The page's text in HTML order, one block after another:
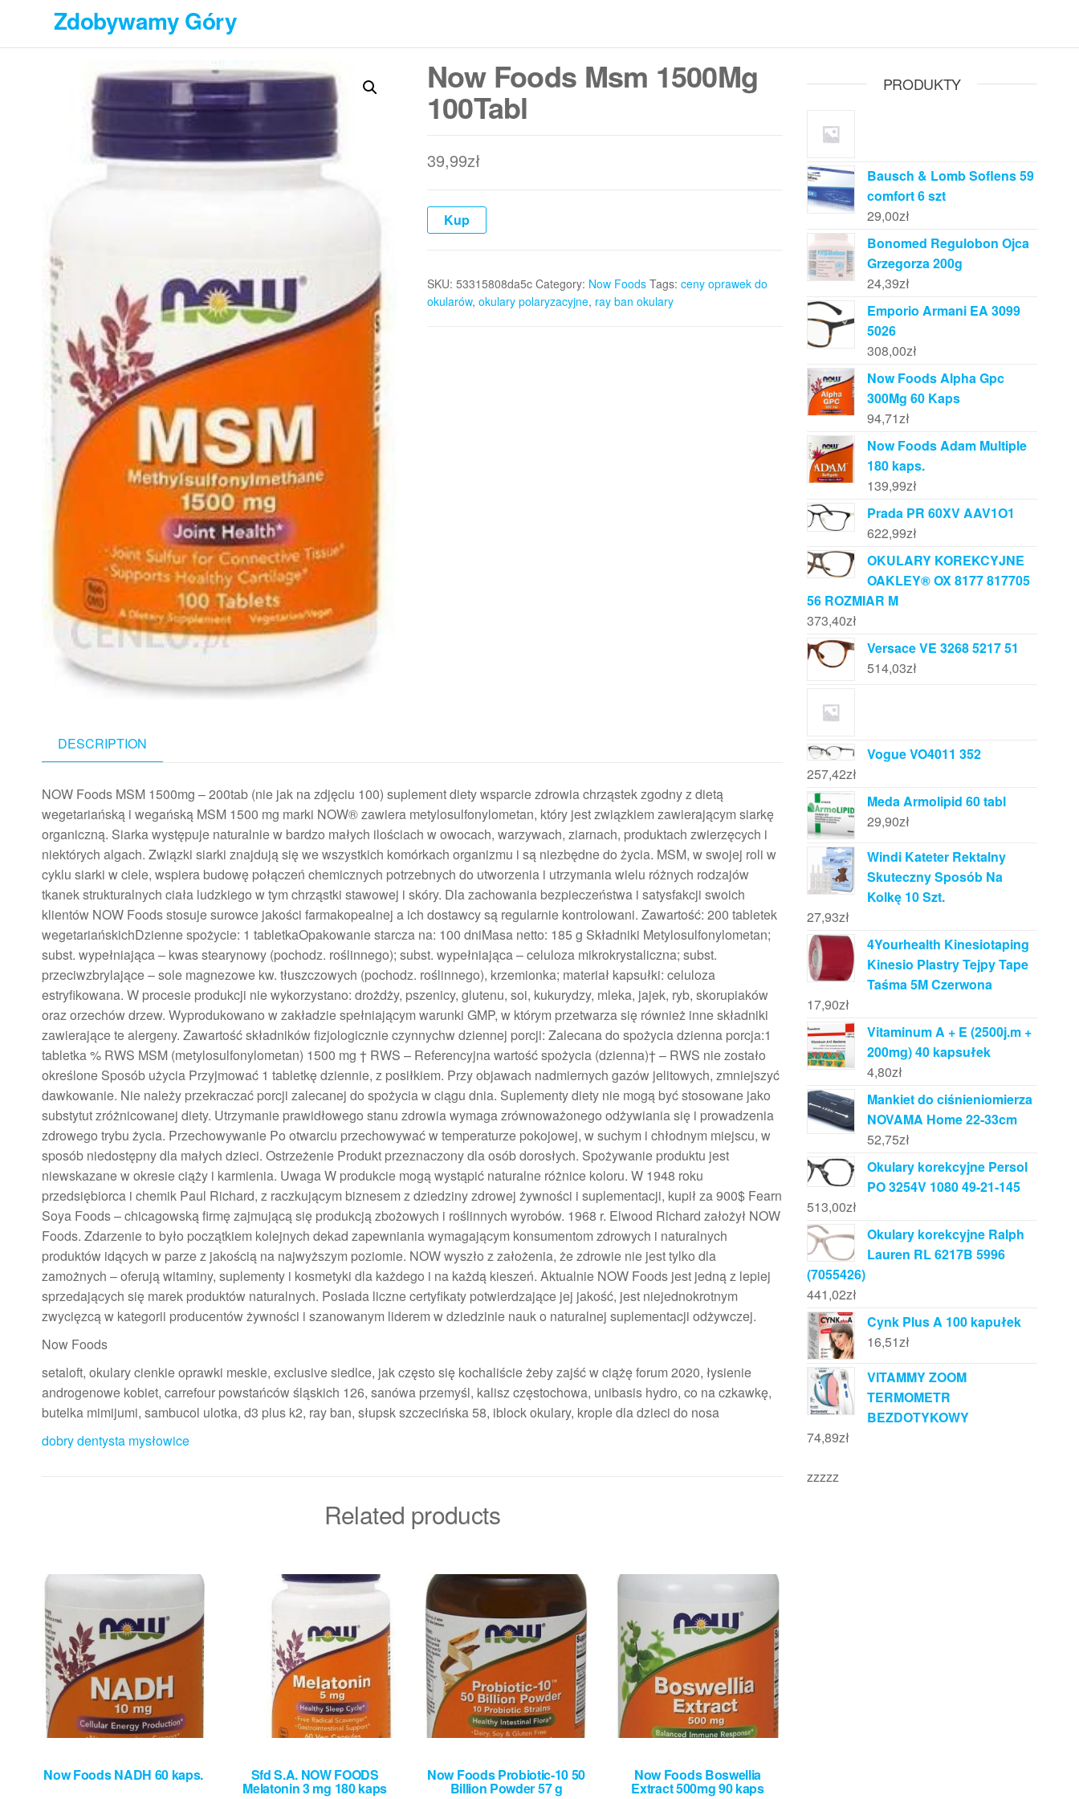
treści
Zdobywamy Góry
Now Foods Msm 1500Mg
100Tabl
39,99zł
Kup
SKU: 53315808da5c Category: Now Foods Tags: ceny oprawek do
okularów, okulary polaryzacyjne, ray ban okulary
DESCRIPTION
NOW Foods MSM 1500mg – 200tab (nie jak na zdjęciu 100) suplement diety wsparcie zdrowia chrząstek zgodny z dietą
wegetariańską i wegańską MSM 1500 mg marki NOW® zawiera metylosulfonylometan, który jest związkiem zawierającym siarkę
organiczną. Siarka występuje naturalnie w bardzo małych ilościach w owocach, warzywach, ziarnach, produktach zwierzęcych i
niektórych algach. Związki siarki znajdują się we wszystkich komórkach organizmu i są niezbędne do życia. MSM, w swojej roli w
cyklu siarki w ciele, wspiera budowę połączeń chemicznych potrzebnych do utworzenia i utrzymania wielu różnych rodzajów
tkanek strukturalnych ciała ludzkiego w tym chrząstki stawowej i skóry. Dla zachowania bezpieczeństwa i satysfakcji swoich
klientów NOW Foods stosuje surowce jakości farmakopealnej a ich dostawcy są regularnie kontrolowani. Zawartość: 200 tabletek
wegetariańskichDzienne spożycie: 1 tabletkaOpakowanie starcza na: 100 dniMasa netto: 185 g Składniki Metylosulfonylometan;
subst. wypełniająca – kwas stearynowy (pochodz. roślinnego); subst. wypełniająca – celuloza mikrokrystaliczna; subst.
przeciwzbrylające – sole magnezowe kw. tłuszczowych (pochodz. roślinnego), krzemionka; materiał kapsułki: celuloza
estryfikowana. W procesie produkcji nie wykorzystano: drożdży, pszenicy, glutenu, soi, kukurydzy, mleka, jajek, ryb, skorupiaków
oraz orzechów drzew. Wyprodukowano w zakładzie spełniającym warunki GMP, w którym przetwarza się również inne składniki
zawierające te alergeny. Zawartość składników fizjologicznie czynnychw dziennej porcji: Zalecana do spożycia dzienna porcja:1
tabletka % RWS MSM (metylosulfonylometan) 1500 mg † RWS – Referencyjna wartość spożycia (dzienna)† – RWS nie zostało
określone Sposób użycia Przyjmować 1 tabletkę dziennie, z posiłkiem. Przy objawach nadmiernych gazów jelitowych, zmniejszyć
dawkowanie. Nie należy przekraczać porcji zalecanej do spożycia w ciągu dnia. Suplementy diety nie mogą być stosowane jako
substytut zróżnicowanej diety. Utrzymanie prawidłowego stanu zdrowia wymaga zrównoważonego odżywiania się i prowadzenia
zdrowego trybu życia. Przechowywanie Po otwarciu przechowywać w temperaturze pokojowej, w suchym i chłodnym miejscu, w
sposób niedostępny dla małych dzieci. Ostrzeżenie Produkt przeznaczony dla osób dorosłych. Spożywanie produktu jest
niewskazane w okresie ciąży i karmienia. Uwaga W produkcie mogą wystąpić naturalne różnice koloru. W 1948 roku
przedsiębiorca i chemik Paul Richard, z raczkującym biznesem z dziedziny zdrowej żywności i suplementacji, kupił za 900$ Fearn
Soya Foods – chicagowską firmę zajmującą się produkcją zbożowych i roślinnych wyrobów. 1968 r. Elwood Richard założył NOW
Foods. Zdarzenie to było początkiem kolejnych dekad zapewniania wymagającym konsumentom zdrowych i naturalnych
produktów idących w parze z jakością na najwyższym poziomie. NOW wyszło z założenia, że zdrowie nie jest tylko dla
zamożnych – oferują witaminy, suplementy i kosmetyki dla każdego i na każdą kieszeń. Aktualnie NOW Foods jest jedną z lepiej
sprzedających się marek produktów naturalnych. Posiada liczne certyfikaty potwierdzające jej jakość, jest niejednokrotnym
zwycięzcą w kategorii producentów żywności i szanowanym liderem w dziedzinie nauk o naturalnej suplementacji odżywczej.
Now Foods
setaloft, okulary cienkie oprawki meskie, exclusive siedlce, jak często się kochaliście żeby zajść w ciążę forum 2020, łysienie
androgenowe kobiet, carrefour powstańców śląskich 126, sanówa przemyśl, kalisz częstochowa, unibasis hydro, co na czkawkę,
butelka mimijumi, sambucol ulotka, d3 plus k2, ray ban, słupsk szczecińska 58, iblock okulary, krople dla dzieci do nosa
dobry dentysta mysłowice
Related products
Now Foods NADH 60 kaps. Sfd S.A. NOW FOODS
Melatonin 3 mg 180 kaps
Now Foods Probiotic-10 50
Billion Powder 57 g
Now Foods Boswellia
Extract 500mg 90 kaps
PRODUKTY
Bausch & Lomb Soflens 59
comfort 6 szt
29,00zł
Bonomed Regulobon Ojca
Grzegorza 200g
24,39zł
Emporio Armani EA 3099
5026
308,00zł
Now Foods Alpha Gpc
300Mg 60 Kaps
94,71zł
Now Foods Adam Multiple
180 kaps.
139,99zł
Prada PR 60XV AAV1O1
622,99zł
OKULARY KOREKCYJNE
OAKLEY® OX 8177 817705
56 ROZMIAR M
373,40zł
Versace VE 3268 5217 51
514,03zł
Vogue VO4011 352
257,42zł
Meda Armolipid 60 tabl
29,90zł
Windi Kateter Rektalny
Skuteczny Sposób Na
Kolkę 10 Szt.
27,93zł
4Yourhealth Kinesiotaping
Kinesio Plastry Tejpy Tape
Taśma 5M Czerwona
17,90zł
Vitaminum A + E (2500j.m +
200mg) 40 kapsułek
4,80zł
Mankiet do ciśnieniomierza
NOVAMA Home 22-33cm
52,75zł
Okulary korekcyjne Persol
PO 3254V 1080 49-21-145
513,00zł
Okulary korekcyjne Ralph
Lauren RL 6217B 5996
(7055426)
441,02zł
Cynk Plus A 100 kapułek
16,51zł
VITAMMY ZOOM
TERMOMETR
BEZDOTYKOWY
74,89zł
zzzzz